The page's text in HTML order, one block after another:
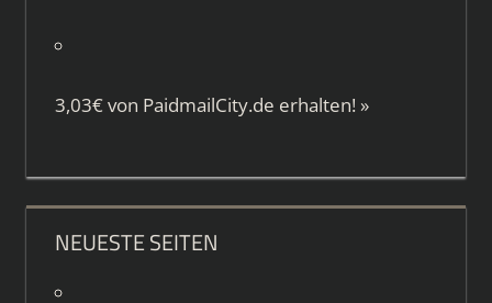
3,03€ von PaidmailCity.de erhalten! »
NEUESTE SEITEN